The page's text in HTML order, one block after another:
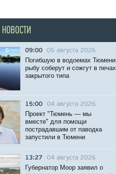
09:00 05 августа 2026
Погибшую в водоемах Тюмени
рыбу соберут и сожгут в печах
закрытого типа
15:00 04 августа 2026
Проект "Тюмень — мы
вместе" для помощи
пострадавшим от паводка
запустили в Тюмени
13:27 04 августа 2026
Губернатор Моор заявил о